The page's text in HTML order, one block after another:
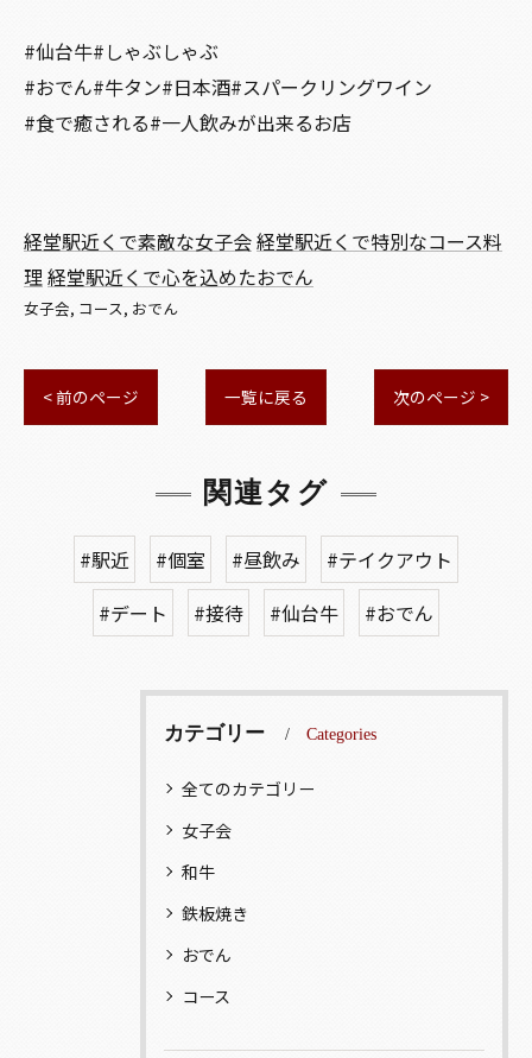
#仙台牛#しゃぶしゃぶ
#おでん#牛タン#日本酒#スパークリングワイン
#食で癒される#一人飲みが出来るお店
経堂駅近くで素敵な女子会経堂駅近くで特別なコース料
理経堂駅近くで心を込めたおでん
女子会 コース おでん
< 前のページ 一覧に戻る 次のページ >
関連タグ
#駅近 #個室 #昼飲み
#テイクアウト
#デート
#接待 #仙台牛 #おでん
カテゴリー Categories
全てのカテゴリー
女子会
和牛
鉄板焼き
おでん
コース